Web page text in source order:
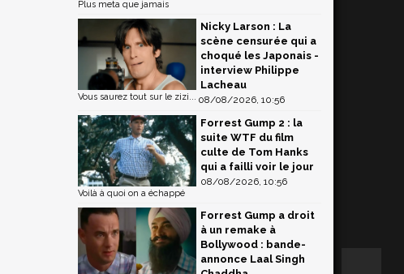
Plus meta que jamais
Nicky Larson : La
scène censurée qui a
choqué les Japonais -
interview Philippe
Lacheau
08/08/2026, 10:56
Vous saurez tout sur le zizi...
Forrest Gump 2 : la
suite WTF du film
culte de Tom Hanks
qui a failli voir le jour
08/08/2026, 10:56
Voilà à quoi on a échappé
Forrest Gump a droit
à un remake à
Bollywood : bande-
annonce Laal Singh